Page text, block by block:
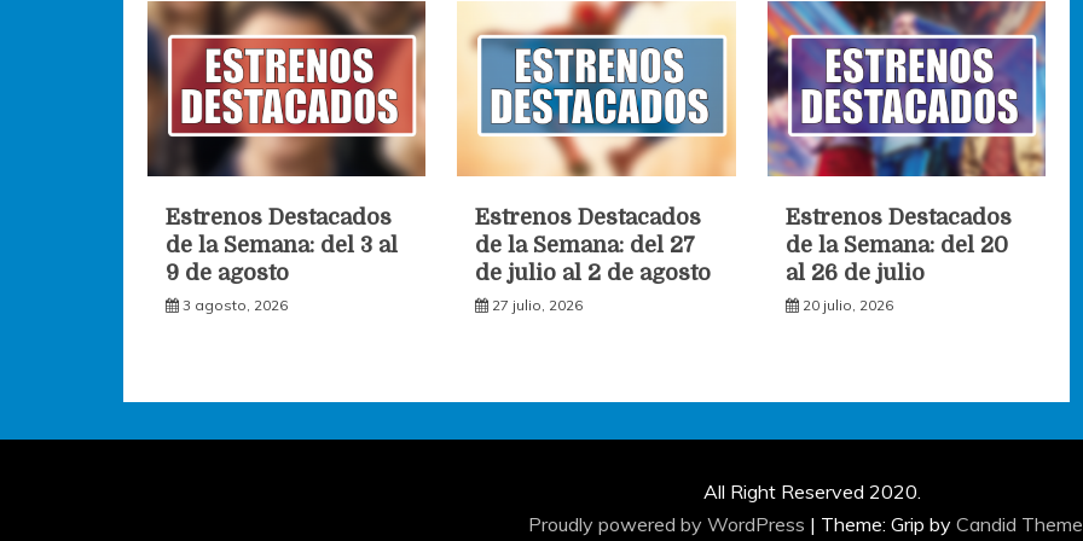
Estrenos Destacados
de la Semana: del 3 al
9 de agosto
3 agosto, 2026
Estrenos Destacados
de la Semana: del 27
de julio al 2 de agosto
27 julio, 2026
Estrenos Destacados
de la Semana: del 20
al 26 de julio
20 julio, 2026
All Right Reserved 2020.
Proudly powered by WordPress | Theme: Grip by Candid